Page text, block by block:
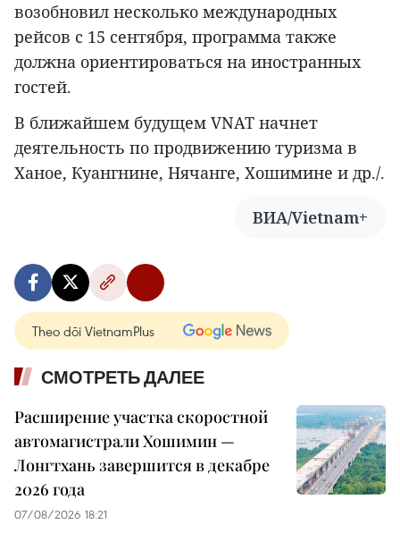
возобновил несколько международных
рейсов с 15 сентября, программа также
должна ориентироваться на иностранных
гостей.
В ближайшем будущем VNAT начнет
деятельность по продвижению туризма в
Ханое, Куангнине, Нячанге, Хошимине и др./.
ВИА/Vietnam+
Theo dõi VietnamPlus
СМОТРЕТЬ ДАЛЕЕ
Расширение участка скоростной
автомагистрали Хошимин —
Лонгтхань завершится в декабре
2026 года
07/08/2026 18:21